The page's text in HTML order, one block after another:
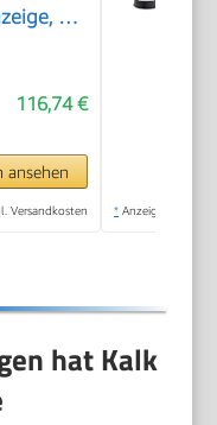
3
+
116,74 €
ansehen
Versandkosten * Anzeige
hat Kalk